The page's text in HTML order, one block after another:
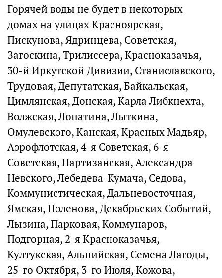
Горячей воды не будет в некоторых
домах на улицах Красноярская,
Пискунова, Ядринцева, Советская,
Загоскина, Трилиссера, Красноказачья,
30-й Иркутской Дивизии, Станиславского,
Трудовая, Депутатская, Байкальская,
Цимлянская, Донская, Карла Либкнехта,
Волжская, Лопатина, Лыткина,
Омулевского, Канская, Красных Мадьяр,
Аэрофлотская, 4-я Советская, 6-я
Советская, Партизанская, Александра
Невского, Лебедева-Кумача, Седова,
Коммунистическая, Дальневосточная,
Ямская, Поленова, Декабрьских Событий,
Лызина, Парковая, Коммунаров,
Подгорная, 2-я Красноказачья,
Култукская, Альпийская, Семена Лагоды,
25-го Октября, 3-го Июля, Кожова,